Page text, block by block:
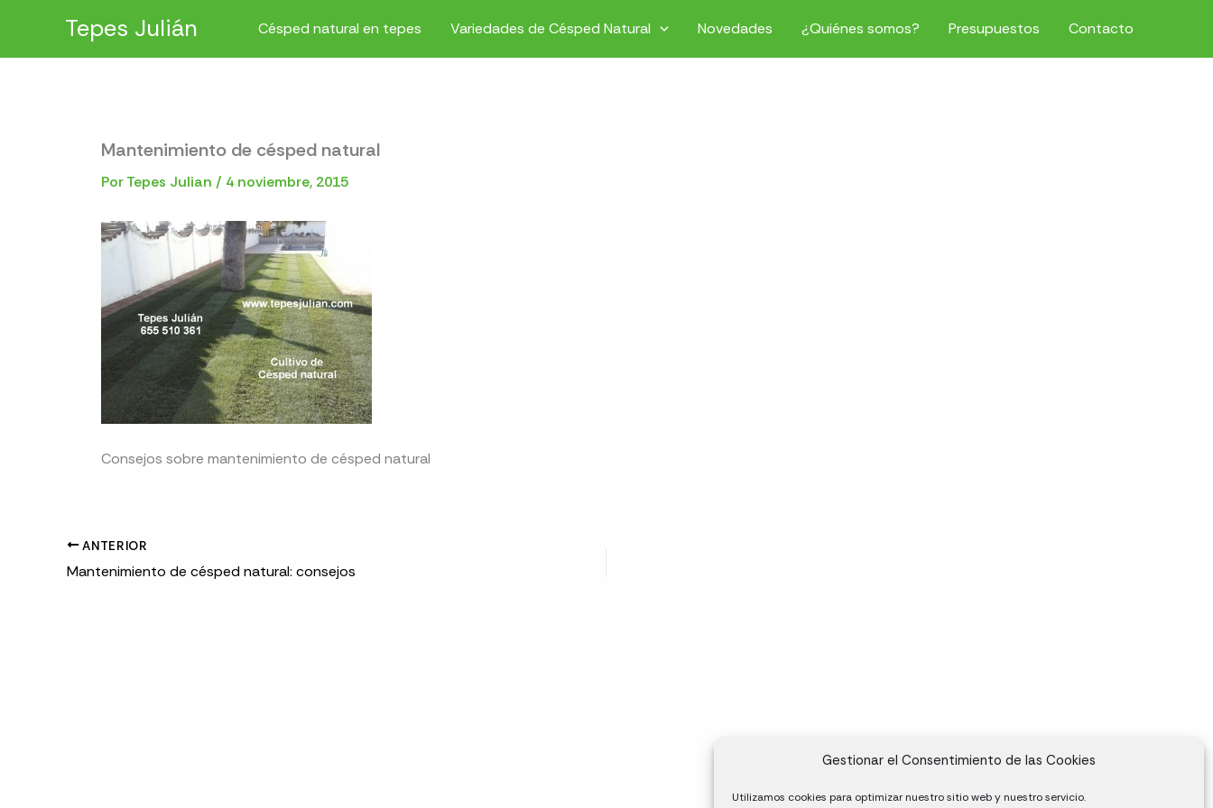
Gestionar el Consentimiento de las Cookies
Utilizamos cookies para optimizar nuestro sitio web y nuestro servicio.
contenido
Tepes Julián Césped natural en tepes Variedades de Césped Natural Novedades ¿Quiénes somos? Presupuestos Contacto
Mantenimiento de césped natural
PorTepes Julian / 4 noviembre, 2015
Consejos sobre mantenimiento de césped natural
ANTERIOR
Mantenimiento de césped natural: consejos